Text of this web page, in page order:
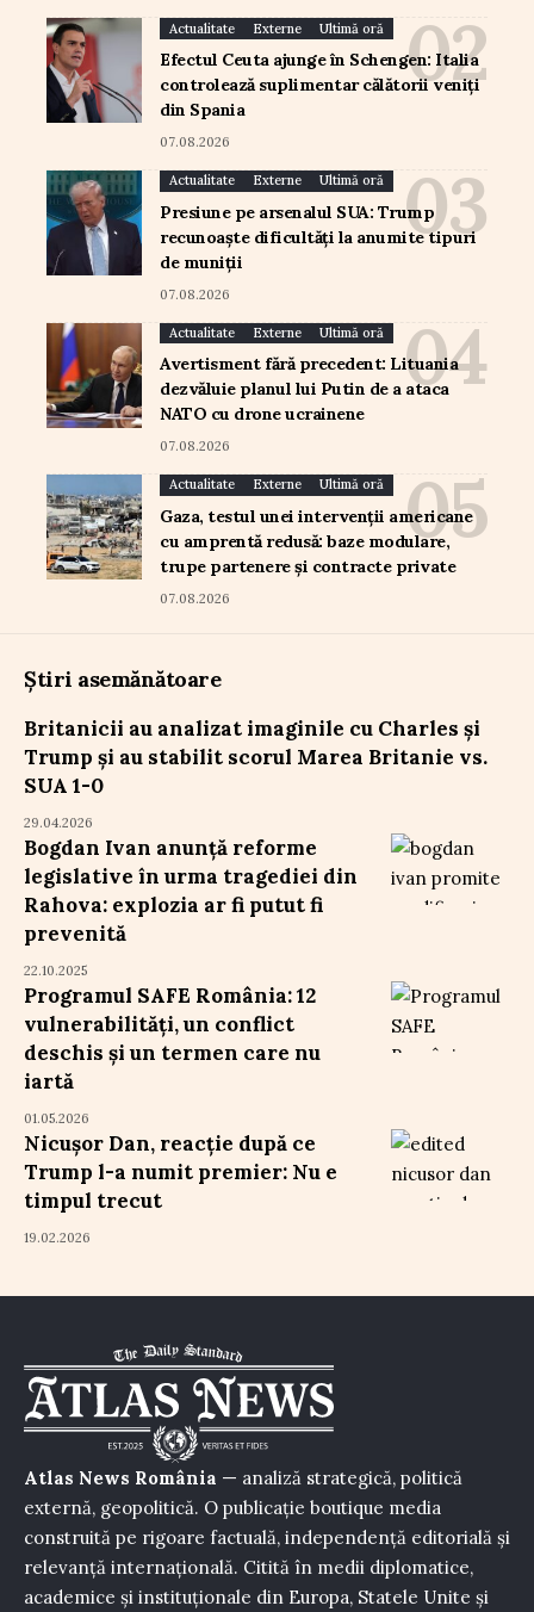
Actualitate Externe Ultimă oră
Efectul Ceuta ajunge în Schengen: Italia
controlează suplimentar călătorii veniți
din Spania
07.08.2026
Actualitate Externe Ultimă oră
Presiune pe arsenalul SUA: Trump
recunoaște dificultăți la anumite tipuri
de muniții
07.08.2026
Actualitate Externe Ultimă oră
Avertisment fără precedent: Lituania
dezvăluie planul lui Putin de a ataca
NATO cu drone ucrainene
07.08.2026
Actualitate Externe Ultimă oră
Gaza, testul unei intervenții americane
cu amprentă redusă: baze modulare,
trupe partenere și contracte private
07.08.2026
Știri asemănătoare
Britanicii au analizat imaginile cu Charles și
Trump și au stabilit scorul Marea Britanie vs.
SUA 1-0
29.04.2026
Bogdan Ivan anunță reforme
legislative în urma tragediei din
Rahova: explozia ar fi putut fi
prevenită
22.10.2025
Programul SAFE România: 12
vulnerabilități, un conflict
deschis și un termen care nu
iartă
01.05.2026
Nicușor Dan, reacție după ce
Trump l-a numit premier: Nu e
timpul trecut
19.02.2026
Atlas News România — analiză strategică, politică
externă, geopolitică. O publicație boutique media
construită pe rigoare factuală, independență editorială și
relevanță internațională. Citită în medii diplomatice,
academice și instituționale din Europa, Statele Unite și